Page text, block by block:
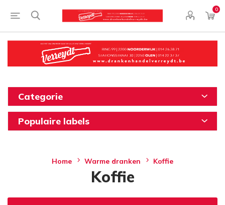
0
Categorie
Populaire labels
Home Warme dranken Koffie
Koffie